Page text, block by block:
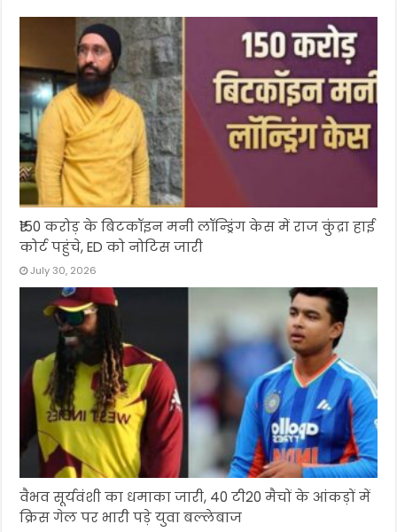
₹150 करोड़ के बिटकॉइन मनी लॉन्ड्रिंग केस में राज कुंद्रा हाई
कोर्ट पहुंचे, ED को नोटिस जारी
July 30, 2026
वैभव सूर्यवंशी का धमाका जारी, 40 टी20 मैचों के आंकड़ों में
क्रिस गेल पर भारी पड़े युवा बल्लेबाज